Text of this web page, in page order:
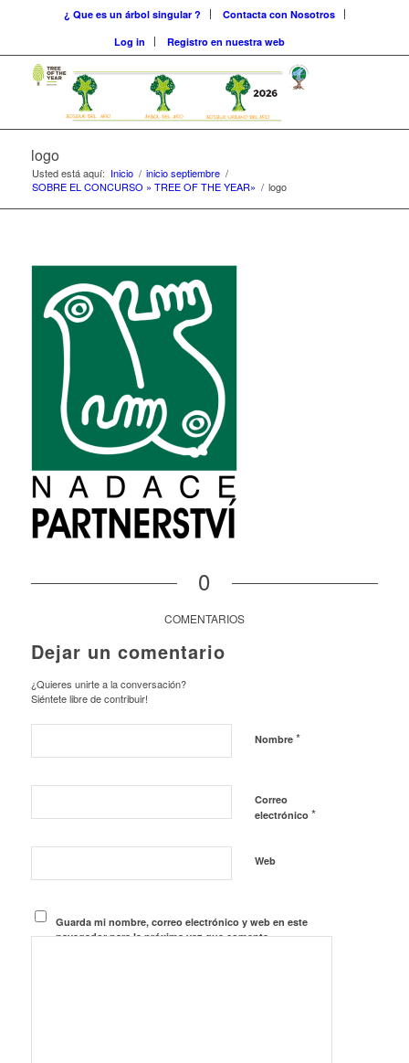
¿ Que es un árbol singular ?
Contacta con Nosotros
Log in
Registro en nuestra web
logo
Usted está aquí: Inicio / inicio septiembre /
SOBRE EL CONCURSO » TREE OF THE YEAR» / logo
0
COMENTARIOS
Dejar un comentario
¿Quieres unirte a la conversación?
Siéntete libre de contribuir!
Nombre *
Correo
electrónico *
Web
Guarda mi nombre, correo electrónico y web en este
navegador para la próxima vez que comente.